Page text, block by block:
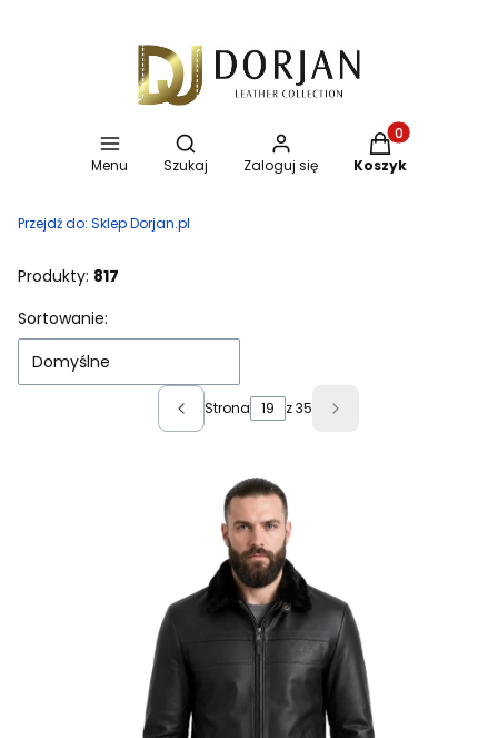
Menu
Otwórz wyszukiwarkę
Szukaj Zaloguj się
Produkty w
Koszyk
Przejdź do: Sklep Dorjan.pl
Produkty: 817
Lista produktów
Sortowanie:
Domyślne
Poprzednie produkty
Strona z 35 Następne produkty